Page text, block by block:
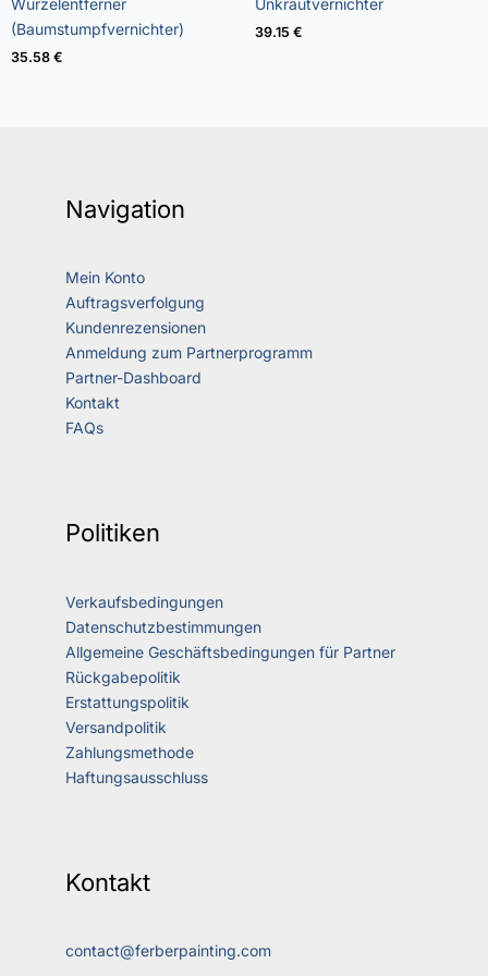
mit
5.00
von 5
Wurzelentferner
(Baumstumpfvernichter)
35.58 €
mit
4.73
von 5
Unkrautvernichter
39.15 €
Navigation
Mein Konto
Auftragsverfolgung
Kundenrezensionen
Anmeldung zum Partnerprogramm
Partner-Dashboard
Kontakt
FAQs
Politiken
Verkaufsbedingungen
Datenschutzbestimmungen
Allgemeine Geschäftsbedingungen für Partner
Rückgabepolitik
Erstattungspolitik
Versandpolitik
Zahlungsmethode
Haftungsausschluss
Kontakt
contact@ferberpainting.com